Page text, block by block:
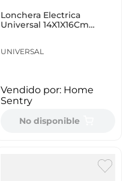
Lonchera Electrica
Universal 14X1X16Cm
UNIVERSAL
Vendido por: Home
Sentry
No disponible